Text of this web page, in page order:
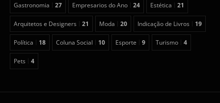
Gastronomia 27 Empresarios do Ano 24 Estética 21
Arquitetos e Designers 21 Moda 20 Indicação de Livros 19
Política 18 Coluna Social 10 Esporte 9 Turismo 4
Pets 4